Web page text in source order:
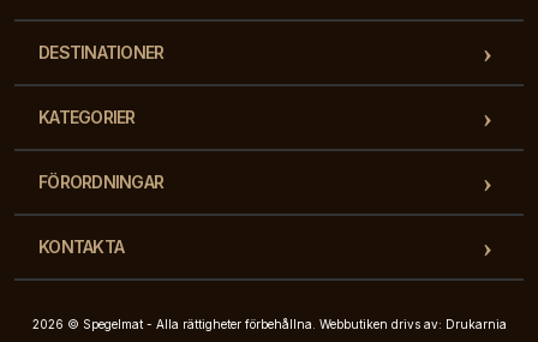
DESTINATIONER
KATEGORIER
FÖRORDNINGAR
KONTAKTA
2026 © Spegelmat - Alla rättigheter förbehållna. Webbutiken drivs av: Drukarnia